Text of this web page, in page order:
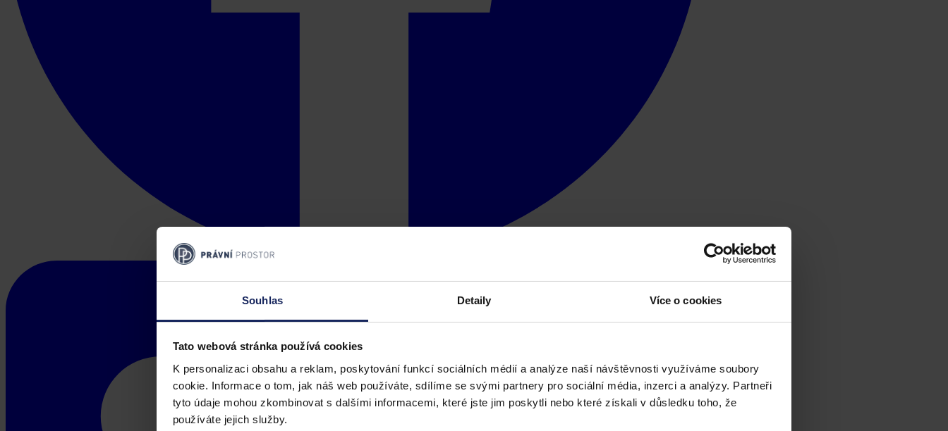
Souhlas Detaily Více o cookies
Tato webová stránka používá cookies
K personalizaci obsahu a reklam, poskytování funkcí sociálních médií a analýze naší návštěvnosti využíváme soubory
cookie. Informace o tom, jak náš web používáte, sdílíme se svými partnery pro sociální média, inzerci a analýzy. Partneři
tyto údaje mohou zkombinovat s dalšími informacemi, které jste jim poskytli nebo které získali v důsledku toho, že
používáte jejich služby.